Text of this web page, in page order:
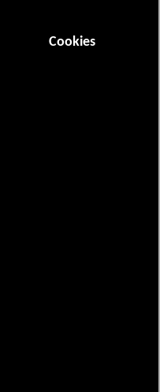
Cookies
conocida originalmente
Lance Brumder,
de Arlo (
minutos), esta película
por
a cargo de